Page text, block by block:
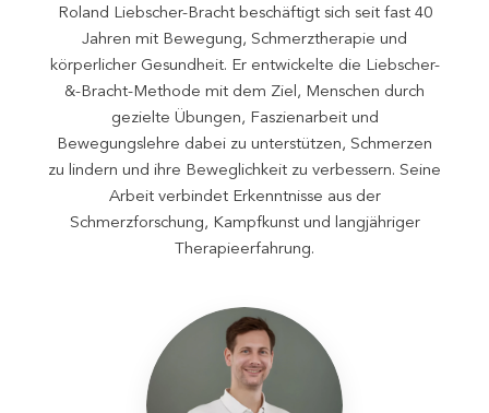
Roland Liebscher-Bracht beschäftigt sich seit fast 40
Jahren mit Bewegung, Schmerztherapie und
körperlicher Gesundheit. Er entwickelte die Liebscher-
&-Bracht-Methode mit dem Ziel, Menschen durch
gezielte Übungen, Faszienarbeit und
Bewegungslehre dabei zu unterstützen, Schmerzen
zu lindern und ihre Beweglichkeit zu verbessern. Seine
Arbeit verbindet Erkenntnisse aus der
Schmerzforschung, Kampfkunst und langjähriger
Therapieerfahrung.